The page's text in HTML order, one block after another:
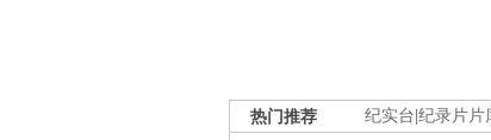
纪实台 纪录片片
热门推荐